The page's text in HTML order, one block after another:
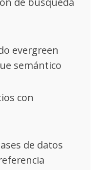
evergreen
semántico
con
de datos